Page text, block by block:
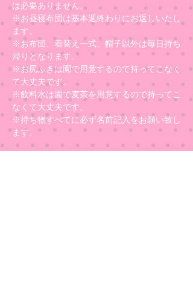
は必要ありません。
※お昼寝布団は基本週終わりにお返しいたし
ます。
※お布団、着替え一式、帽子以外は毎日持ち
帰りとなります。
※お尻ふきは園で用意するので持ってこなく
て大丈夫です。
※飲料水は園で麦茶を用意するので持ってこ
なくて大丈夫です。
※持ち物すべてに必ず名前記入をお願い致し
ます。